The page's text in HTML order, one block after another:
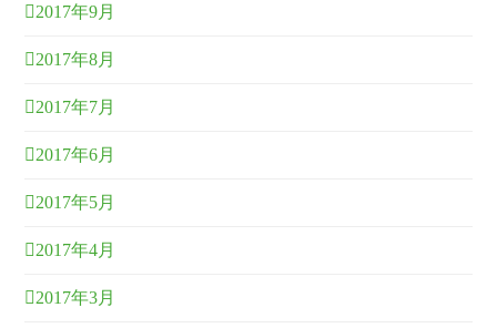
2017年9月
2017年8月
2017年7月
2017年6月
2017年5月
2017年4月
2017年3月